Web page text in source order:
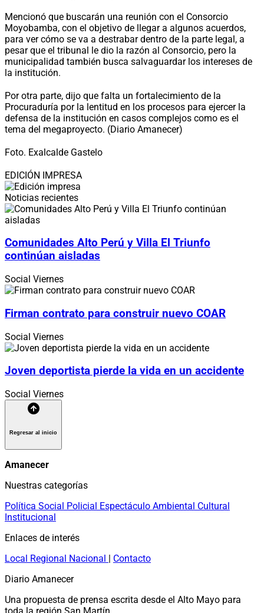
Mencionó que buscarán una reunión con el Consorcio
Moyobamba, con el objetivo de llegar a algunos acuerdos,
para ver cómo se va a destrabar dentro de la parte legal, a
pesar que el tribunal le dio la razón al Consorcio, pero la
municipalidad también busca salvaguardar los intereses de
la institución.
Por otra parte, dijo que falta un fortalecimiento de la
Procuraduría por la lentitud en los procesos para ejercer la
defensa de la institución en casos complejos como es el
tema del megaproyecto. (Diario Amanecer)
Foto. Exalcalde Gastelo
EDICIÓN IMPRESA
Noticias recientes
Comunidades Alto Perú y Villa El Triunfo
continúan aisladas
Social Viernes
Firman contrato para construir nuevo COAR
Social Viernes
Joven deportista pierde la vida en un accidente
Social Viernes
Regresar al inicio
Amanecer
Nuestras categorías
Política Social Policial Espectáculo Ambiental Cultural
Institucional
Enlaces de interés
Local Regional Nacional | Contacto
Diario Amanecer
Una propuesta de prensa escrita desde el Alto Mayo para
toda la región San Martín